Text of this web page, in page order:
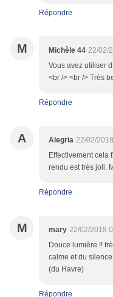
Répondre
M Michèle 44 22/02/
Vous avez utiliser
<br /> <br /> Très
Répondre
A Alegria 22/02/
Effectivement cela
rendu est très joli.
Répondre
M mary 22/02/2018
Douce lumière !!
calme et du
(du Havre)
Répondre